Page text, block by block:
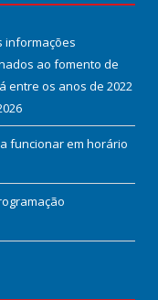
informações
ao fomento de
entre os anos de 2022
funcionar em horário